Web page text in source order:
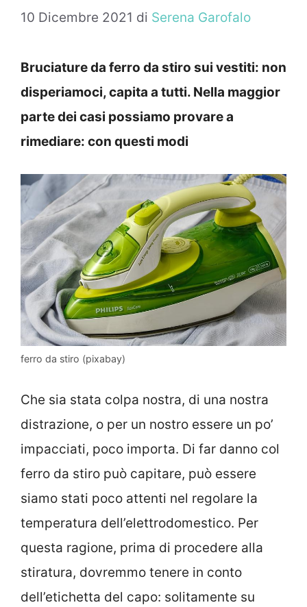
10 Dicembre 2021 di Serena Garofalo
Bruciature da ferro da stiro sui vestiti: non
disperiamoci, capita a tutti. Nella maggior
parte dei casi possiamo provare a
rimediare: con questi modi
ferro da stiro (pixabay)
Che sia stata colpa nostra, di una nostra
distrazione, o per un nostro essere un po’
impacciati, poco importa. Di far danno col
ferro da stiro può capitare, può essere
siamo stati poco attenti nel regolare la
temperatura dell’elettrodomestico. Per
questa ragione, prima di procedere alla
stiratura, dovremmo tenere in conto
dell’etichetta del capo: solitamente su